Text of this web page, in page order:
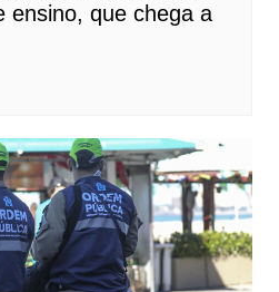
ensino, que chega a